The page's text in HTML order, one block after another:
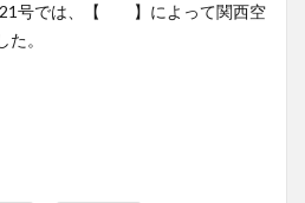
21号では、【 】によって関西空
。